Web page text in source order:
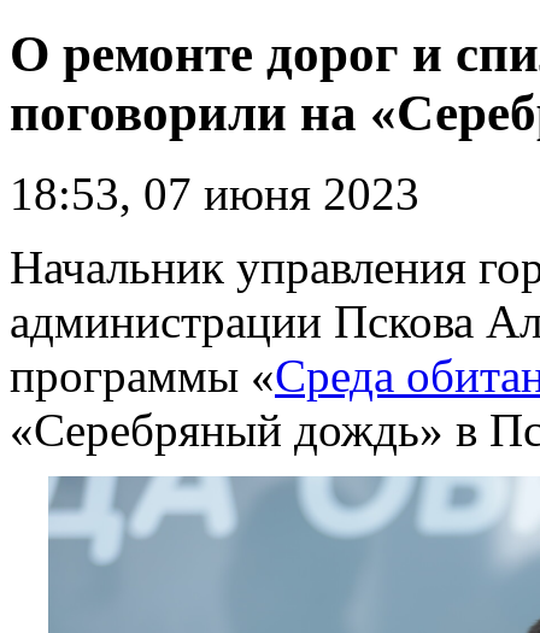
О ремонте дорог и
поговорили на
18:53, 07 июня 2023
Начальник управления
администрации Пскова
программы «Среда
«Серебряный дождь» в